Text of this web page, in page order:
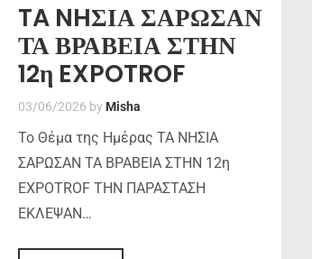
TA NHΣΙΑ ΣΑΡΩΣΑΝ
ΤΑ ΒΡΑΒΕΙΑ ΣΤΗΝ
12η EXPOTROF
03/06/2026 by Misha
Το Θέμα της Ημέρας TA NHΣΙΑ
ΣΑΡΩΣΑΝ ΤΑ ΒΡΑΒΕΙΑ ΣΤΗΝ 12η
EXPOTROF ΤΗΝ ΠΑΡΑΣΤΑΣΗ
ΕΚΛΕΨΑΝ…